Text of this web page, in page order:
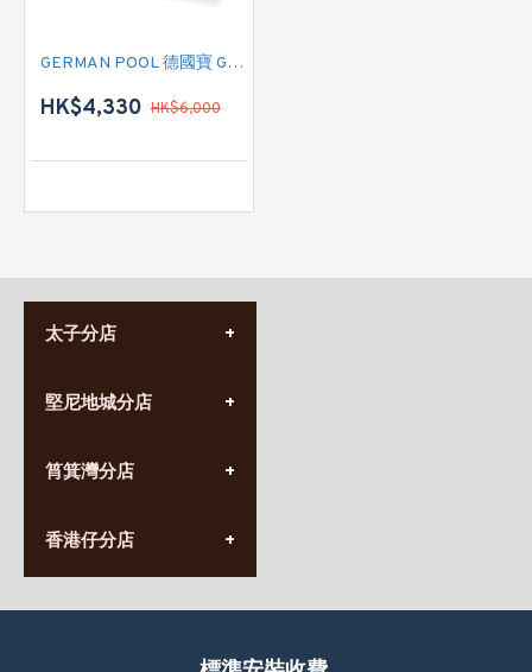
GERMAN POOL 德國寶 GIH-DD28B/5400W 雙頭電磁/電陶二合一
HK$4,330 HK$6,000
太子分店
營業時間:
九龍太子太子道西141號
堅尼地城分店
營業時間:
香港堅尼地城卑路乍街
(堅尼地城地鐵站B出口)
筲箕灣分店
營業時間:
(10:00am-20:30pm)
香港仔分店
營業時間: